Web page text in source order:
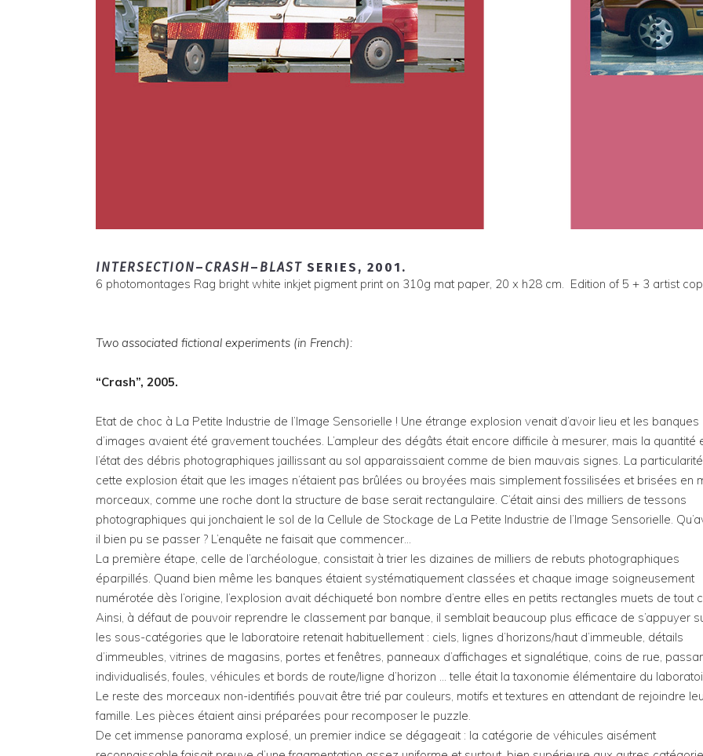
INTERSECTION– CRASH– BLAST SERIES, 2001.
6 photomontages Rag bright white inkjet pigment print on 310g mat paper, 20 x h28 cm. Edition of 5 + 3 artist
Two associated fictional experiments (in French):
“Crash”, 2005.
Etat de choc à La Petite Industrie de l’Image Sensorielle ! Une étrange explosion venait d’avoir lieu et les banques
d’images avaient été gravement touchées. L’ampleur des dégâts était encore difficile à mesurer, mais la quantité
l’état des débris photographiques jaillissant au sol apparaissaient comme de bien mauvais signes. La
cette explosion était que les images n’étaient pas brûlées ou broyées mais simplement fossilisées et brisées en
morceaux, comme une roche dont la structure de base serait rectangulaire. C’était ainsi des milliers de tessons
photographiques qui jonchaient le sol de la Cellule de Stockage de La Petite Industrie de l’Image Sensorielle.
il bien pu se passer ? L’enquête ne faisait que commencer…
La première étape, celle de l’archéologue, consistait à trier les dizaines de milliers de rebuts photographiques
éparpillés. Quand bien même les banques étaient systématiquement classées et chaque image soigneusement
numérotée dès l’origine, l’explosion avait déchiqueté bon nombre d’entre elles en petits rectangles muets de tout
Ainsi, à défaut de pouvoir reprendre le classement par banque, il semblait beaucoup plus efficace de s’appuyer
les sous-catégories que le laboratoire retenait habituellement : ciels, lignes d’horizons/haut d’immeuble, détails
d’immeubles, vitrines de magasins, portes et fenêtres, panneaux d’affichages et signalétique, coins de rue,
individualisés, foules, véhicules et bords de route/ligne d’horizon … telle était la taxonomie élémentaire du
Le reste des morceaux non-identifiés pouvait être trié par couleurs, motifs et textures en attendant de rejoindre
famille. Les pièces étaient ainsi préparées pour recomposer le puzzle.
De cet immense panorama explosé, un premier indice se dégageait : la catégorie de véhicules aisément